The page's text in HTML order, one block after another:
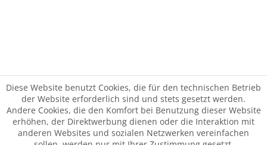
Diese Website benutzt Cookies, die für den technischen Betrieb
der Website erforderlich sind und stets gesetzt werden.
Andere Cookies, die den Komfort bei Benutzung dieser Website
erhöhen, der Direktwerbung dienen oder die Interaktion mit
anderen Websites und sozialen Netzwerken vereinfachen